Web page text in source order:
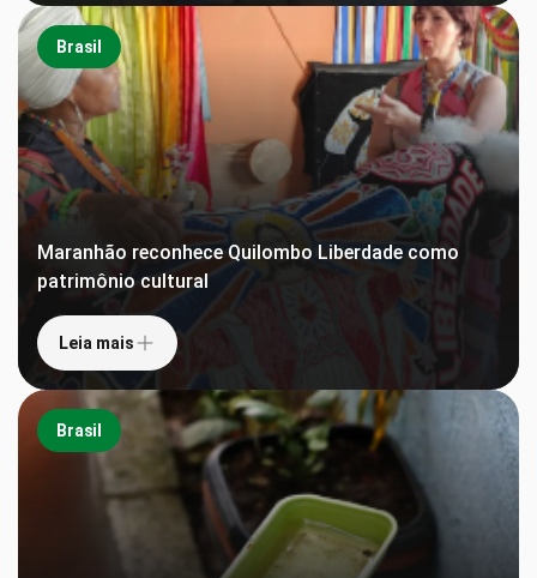
Brasil
Maranhão reconhece Quilombo Liberdade como
patrimônio cultural
Leia mais
Brasil